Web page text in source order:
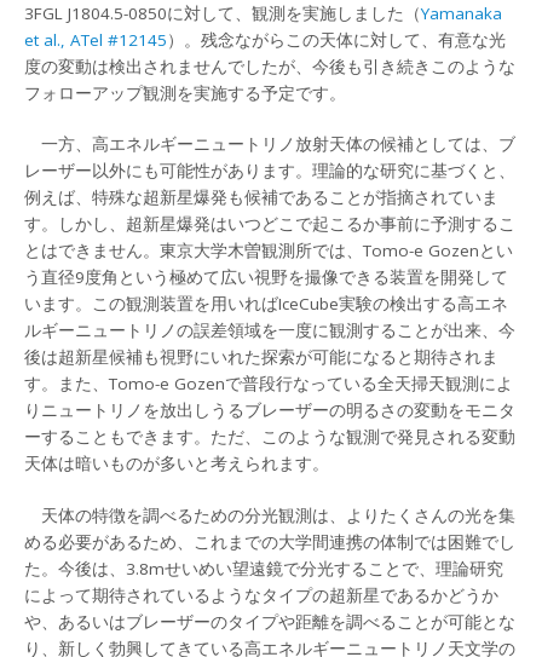
3FGL J1804.5-0850に対して、観測を実施しました（Yamanaka
et al., ATel #12145）。残念ながらこの天体に対して、有意な光
度の変動は検出されませんでしたが、今後も引き続きこのような
フォローアップ観測を実施する予定です。
一方、高エネルギーニュートリノ放射天体の候補としては、ブ
レーザー以外にも可能性があります。理論的な研究に基づくと、
例えば、特殊な超新星爆発も候補であることが指摘されていま
す。しかし、超新星爆発はいつどこで起こるか事前に予測するこ
とはできません。東京大学木曽観測所では、Tomo-e Gozenとい
う直径9度角という極めて広い視野を撮像できる装置を開発して
います。この観測装置を用いればIceCube実験の検出する高エネ
ルギーニュートリノの誤差領域を一度に観測することが出来、今
後は超新星候補も視野にいれた探索が可能になると期待されま
す。また、Tomo-e Gozenで普段行なっている全天掃天観測によ
りニュートリノを放出しうるブレーザーの明るさの変動をモニタ
ーすることもできます。ただ、このような観測で発見される変動
天体は暗いものが多いと考えられます。
天体の特徴を調べるための分光観測は、よりたくさんの光を集
める必要があるため、これまでの大学間連携の体制では困難でし
た。今後は、3.8mせいめい望遠鏡で分光することで、理論研究
によって期待されているようなタイプの超新星であるかどうか
や、あるいはブレーザーのタイプや距離を調べることが可能とな
り、新しく勃興してきている高エネルギーニュートリノ天文学の